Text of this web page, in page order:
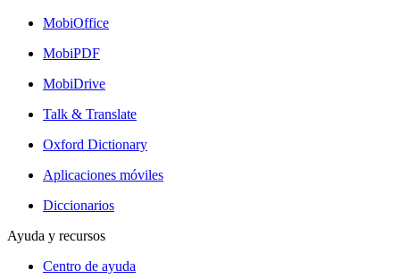
MobiOffice
MobiPDF
MobiDrive
Talk & Translate
Oxford Dictionary
Aplicaciones móviles
Diccionarios
Ayuda y recursos
Centro de ayuda